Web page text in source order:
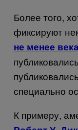
Более того,
фиксируют
не менее
специально
К примеру,